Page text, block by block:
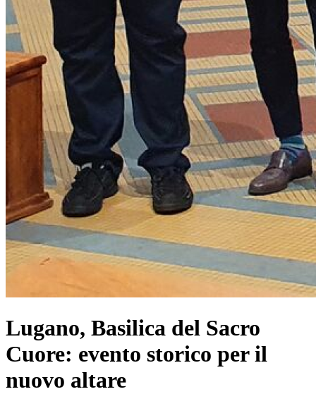
Lugano, Basilica del Sacro
Cuore: evento storico per il
nuovo altare